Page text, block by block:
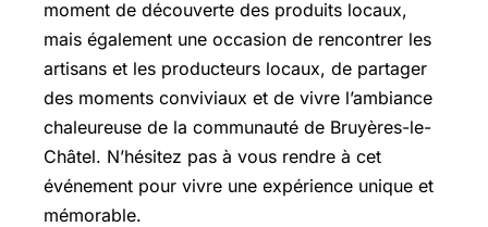
moment de découverte des produits locaux,
mais également une occasion de rencontrer les
artisans et les producteurs locaux, de partager
des moments conviviaux et de vivre l’ambiance
chaleureuse de la communauté de Bruyères-le-
Châtel. N’hésitez pas à vous rendre à cet
événement pour vivre une expérience unique et
mémorable.